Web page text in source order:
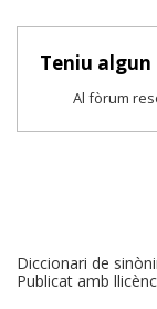
Teniu algun
Al fòrum
Diccionari de
Publicat amb